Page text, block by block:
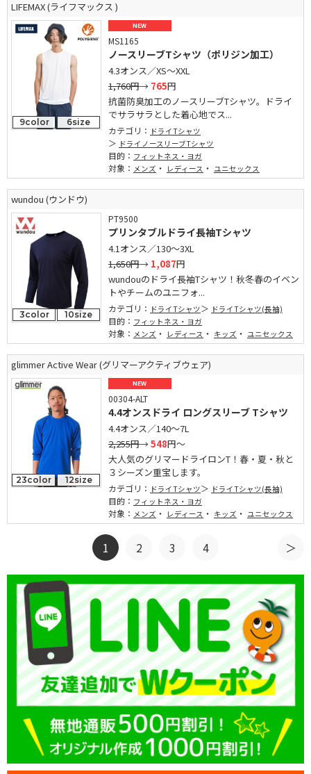
LIFEMAX (ライフマックス )
9color 6size
NEW
MS1165
ノースリーブTシャツ（ポリジン加工）
4.3オンス／XS～XXL
1,760円→ 765円
抗菌防臭加工のノースリーブTシャツ。ドライ
でサラサラとした着心地でス...
カテゴリ： ドライTシャツ
ドライノースリーブTシャツ
目的： フィットネス・ヨガ
対象： メンズ ・ レディース ・ ユニセックス
wundou (ウンドウ)
3color 10size
PT9500
プリンタブルドライ長袖Tシャツ
4.1オンス／130～3XL
1,650円→ 1,087円
wundouのドライ長袖Tシャツ！秋冬春のイベン
トやチームのユニフォ...
カテゴリ： ドライTシャツ ドライTシャツ(長袖)
目的： フィットネス・ヨガ
対象： メンズ ・ レディース ・ キッズ ・ ユニセックス
glimmer Active Wear (グリマーアクティブウェア)
23color 12size
NEW
00304-ALT
4.4オンスドライ ロングスリーブ Tシャツ
4.4オンス／140～7L
2,255円→548円～
大人気のグリマードライロンT！春・夏・秋と
３シーズン重宝します。
カテゴリ： ドライTシャツ ドライTシャツ(長袖)
目的： フィットネス・ヨガ
対象： メンズ ・ レディース ・ キッズ ・ ユニセックス
1 2 3 4